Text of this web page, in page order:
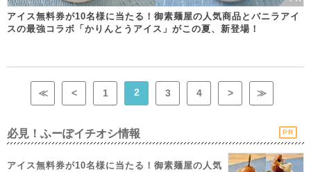
アイス無料券が10名様に当たる！御素麺屋の人気商品とバニラアイ
スの最強コラボ「かりんとうアイス」がこの夏、新登場！
≪ < 1 2 3 4 > ≫
必見！ふーぽイチオシ情報 PR
アイス無料券が10名様に当たる！御素麺屋の人気